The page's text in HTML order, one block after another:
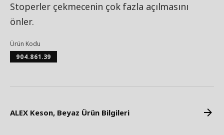
Stoperler çekmecenin çok fazla açılmasını
önler.
Ürün Kodu
904.861.39
ALEX Keson, Beyaz Ürün Bilgileri